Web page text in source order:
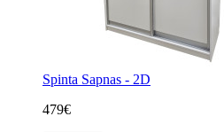
Spinta Sapnas - 2D
479€